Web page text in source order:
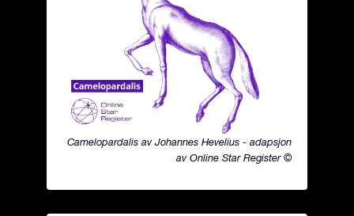
Camelopardalis av Johannes Hevelius - adapsjon
av Online Star Register ©